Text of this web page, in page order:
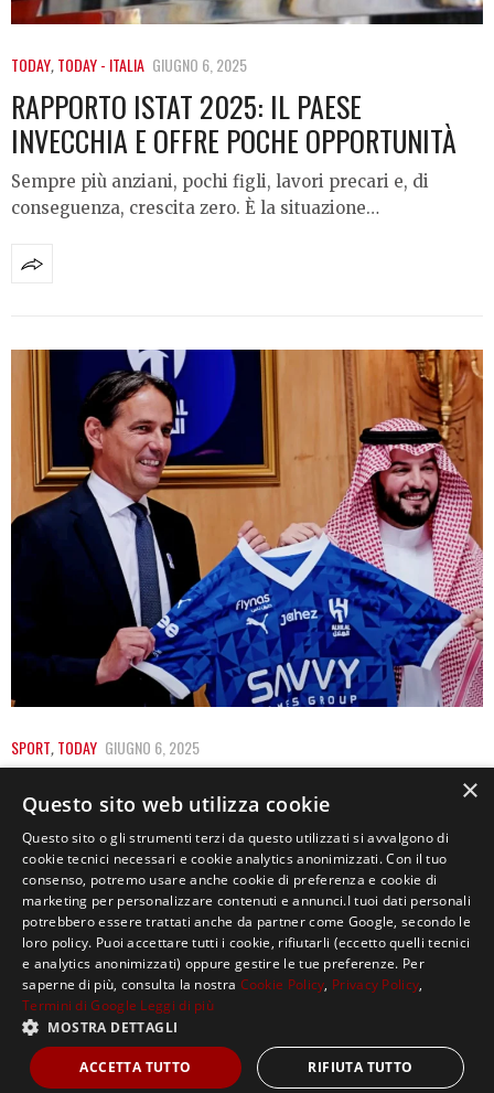
TODAY,TODAY - ITALIA GIUGNO 6, 2025
RAPPORTO ISTAT 2025: IL PAESE
INVECCHIA E OFFRE POCHE OPPORTUNITÀ
Sempre più anziani, pochi figli, lavori precari e, di
conseguenza, crescita zero. È la situazione…
SPORT,TODAY GIUGNO 6, 2025
NON SOLO INZAGHI, IL CALCIO ARABO E LE
SUE SIRENE MILIONARIE
Tutti hanno un prezzo. Quello di Simone Inzaghi è 25
milioni netti all’anno per due…
Copyright ©2021, MASTERX Tutti i diritti riservati.
×
Questo sito web utilizza cookie
Questo sito o gli strumenti terzi da questo utilizzati si avvalgono di
cookie tecnici necessari e cookie analytics anonimizzati. Con il tuo
consenso, potremo usare anche cookie di preferenza e cookie di
marketing per personalizzare contenuti e annunci.I tuoi dati personali
potrebbero essere trattati anche da partner come Google, secondo le
loro policy. Puoi accettare tutti i cookie, rifiutarli (eccetto quelli tecnici
e analytics anonimizzati) oppure gestire le tue preferenze. Per
saperne di più, consulta la nostra Cookie Policy, Privacy Policy,
Termini di Google Leggi di più
MOSTRA DETTAGLI
ACCETTA TUTTO RIFIUTA TUTTO